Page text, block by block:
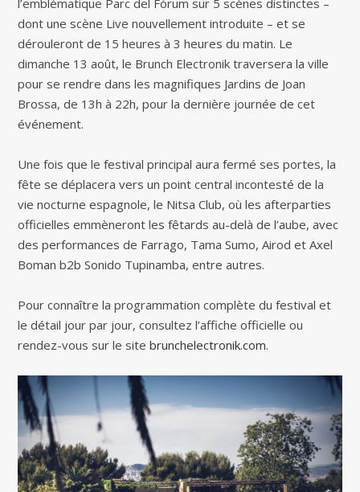
l’emblématique Parc del Fòrum sur 5 scènes distinctes –
dont une scène Live nouvellement introduite – et se
dérouleront de 15 heures à 3 heures du matin. Le
dimanche 13 août, le Brunch Electronik traversera la ville
pour se rendre dans les magnifiques Jardins de Joan
Brossa, de 13h à 22h, pour la dernière journée de cet
événement.
Une fois que le festival principal aura fermé ses portes, la
fête se déplacera vers un point central incontesté de la
vie nocturne espagnole, le Nitsa Club, où les afterparties
officielles emmèneront les fêtards au-delà de l’aube, avec
des performances de Farrago, Tama Sumo, Airod et Axel
Boman b2b Sonido Tupinamba, entre autres.
Pour connaître la programmation complète du festival et
le détail jour par jour, consultez l’affiche officielle ou
rendez-vous sur le sitebrunchelectronik.com.